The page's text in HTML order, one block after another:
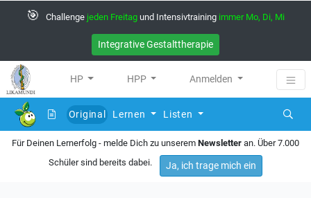
🎯 Challenge jeden Freitag und Intensivtraining immer Mo, Di, Mi
Integrative Gestalttherapie
HP HPP Anmelden
Original
Lernen Listen
Für Deinen Lernerfolg - melde Dich zu unserem Newsletter an. Über 7.000
Schüler sind bereits dabei.
Ja, ich trage mich ein